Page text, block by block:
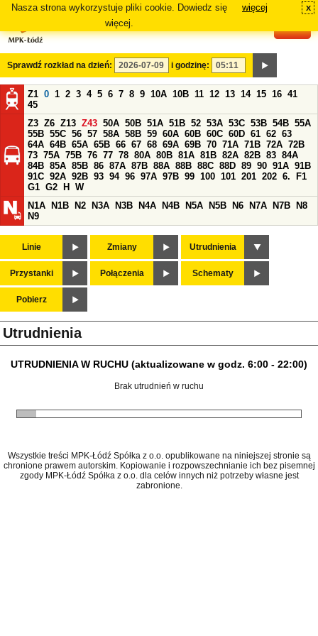
Nasza strona wykorzystuje pliki cookie. Dowiedz się
więcej.
więcej x
Sprawdź rozkład na dzień: i godzinę:
Z1 0 1 2 3 4 5 6 7 8 9 10A 10B 11 12 13 14 15 16 41
45
Z3 Z6 Z13 Z43 50A 50B 51A 51B 52 53A 53C 53B 54B 55A
55B 55C 56 57 58A 58B 59 60A 60B 60C 60D 61 62 63
64A 64B 65A 65B 66 67 68 69A 69B 70 71A 71B 72A 72B
73 75A 75B 76 77 78 80A 80B 81A 81B 82A 82B 83 84A
84B 85A 85B 86 87A 87B 88A 88B 88C 88D 89 90 91A 91B
91C 92A 92B 93 94 96 97A 97B 99 100 101 201 202 6.
F1
G1 G2 H
W
N1A
N1B N2 N3A N3B N4A N4B N5A N5B N6 N7A N7B
N8
N9
Linie Zmiany Utrudnienia
Przystanki Połączenia Schematy
Pobierz
Utrudnienia
UTRUDNIENIA W RUCHU (aktualizowane w godz. 6:00 - 22:00)
Brak utrudnień w ruchu
Wszystkie treści MPK-Łódź Spółka z o.o. opublikowane na niniejszej stronie są
chronione prawem autorskim. Kopiowanie i rozpowszechnianie ich bez pisemnej
zgody MPK-Łódź Spółka z o.o. dla celów innych niż potrzeby własne jest
zabronione.